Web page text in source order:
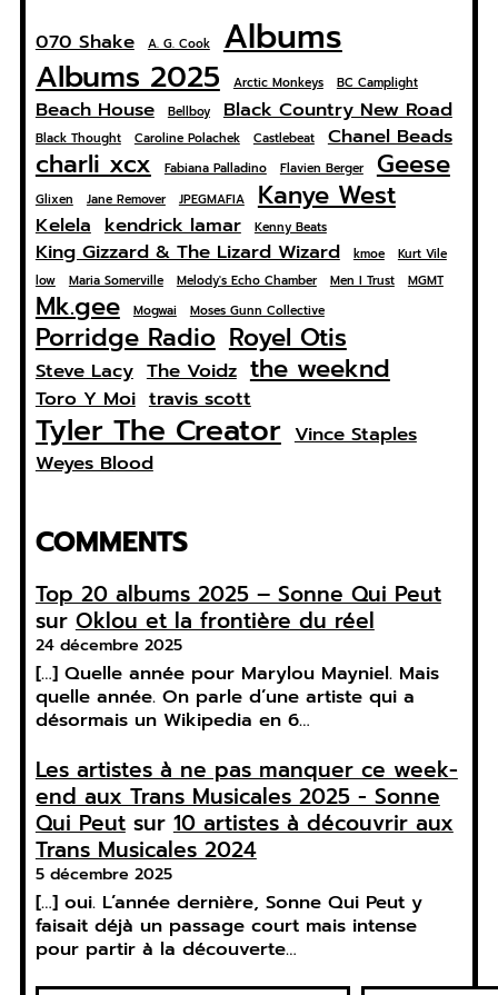
070 Shake A. G. Cook Albums
Albums 2025 Arctic Monkeys BC Camplight
Beach House Bellboy Black Country New Road
Black Thought Caroline Polachek Castlebeat Chanel Beads
charli xcx Fabiana Palladino Flavien Berger Geese
Glixen Jane Remover JPEGMAFIA Kanye West
Kelela kendrick lamar Kenny Beats
King Gizzard & The Lizard Wizard kmoe
Kurt Vile
low
Maria Somerville Melody's Echo Chamber Men I Trust MGMT
Mk.gee Mogwai Moses Gunn Collective
Porridge Radio Royel Otis
Steve Lacy The Voidz the weeknd
Toro Y Moi travis scott
Tyler The Creator Vince Staples
Weyes Blood
COMMENTS
Top 20 albums 2025 – Sonne Qui Peut
sur Oklou et la frontière du réel
24 décembre 2025
[…] Quelle année pour Marylou Mayniel. Mais
quelle année. On parle d’une artiste qui a
désormais un Wikipedia en 6…
Les artistes à ne pas manquer ce week-
end aux Trans Musicales 2025 - Sonne
Qui Peutsur10 artistes à découvrir aux
Trans Musicales 2024
5 décembre 2025
[…] oui. L’année dernière, Sonne Qui Peut y
faisait déjà un passage court mais intense
pour partir à la découverte…